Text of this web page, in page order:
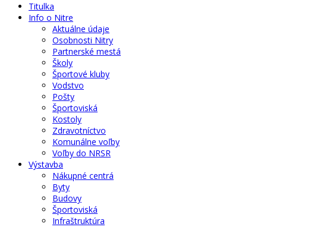
Titulka
Info o Nitre
Aktuálne údaje
Osobnosti Nitry
Partnerské mestá
Školy
Športové kluby
Vodstvo
Pošty
Športoviská
Kostoly
Zdravotníctvo
Komunálne voľby
Voľby do NRSR
Výstavba
Nákupné centrá
Byty
Budovy
Športoviská
Infraštruktúra